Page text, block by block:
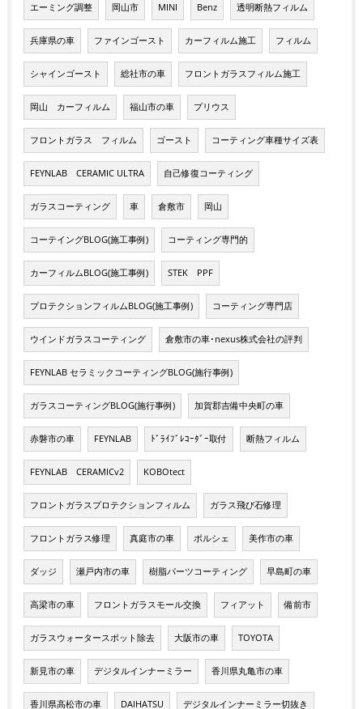
エーミング調整 岡山市 MINI Benz 透明断熱フィルム
兵庫県の車 ファインゴースト カーフィルム施工 フィルム
シャインゴースト 総社市の車 フロントガラスフィルム施工
岡山 カーフィルム 福山市の車 プリウス
フロントガラス フィルム ゴースト コーティング車種サイズ表
FEYNLAB CERAMIC ULTRA 自己修復コーティング
ガラスコーティング 車 倉敷市 岡山
コーテイングBLOG(施工事例) コーティング専門的
カーフィルムBLOG(施工事例) STEK PPF
プロテクションフィルムBLOG(施工事例) コーティング専門店
ウインドガラスコーティング 倉敷市の車･nexus株式会社の評判
FEYNLAB セラミックコーティングBLOG(施行事例)
ガラスコーティングBLOG(施行事例) 加賀郡吉備中央町の車
赤磐市の車 FEYNLAB ﾄﾞﾗｲﾌﾞﾚｺｰﾀﾞｰ取付 断熱フィルム
FEYNLAB CERAMICv2 KOBOtect
フロントガラスプロテクションフィルム ガラス飛び石修理
フロントガラス修理 真庭市の車 ポルシェ 美作市の車
ダッジ 瀬戸内市の車 樹脂パーツコーティング 早島町の車
高梁市の車 フロントガラスモール交換 フィアット 備前市
ガラスウォータースポット除去 大阪市の車 TOYOTA
新見市の車 デジタルインナーミラー 香川県丸亀市の車
香川県高松市の車 DAIHATSU デジタルインナーミラー切抜き